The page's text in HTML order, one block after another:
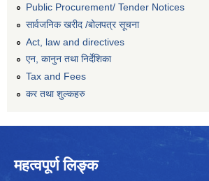
Public Procurement/ Tender Notices
सार्वजनिक खरीद /बोलपत्र सूचना
Act, law and directives
एन, कानुन तथा निर्देशिका
Tax and Fees
कर तथा शुल्कहरु
महत्वपूर्ण लिङ्क